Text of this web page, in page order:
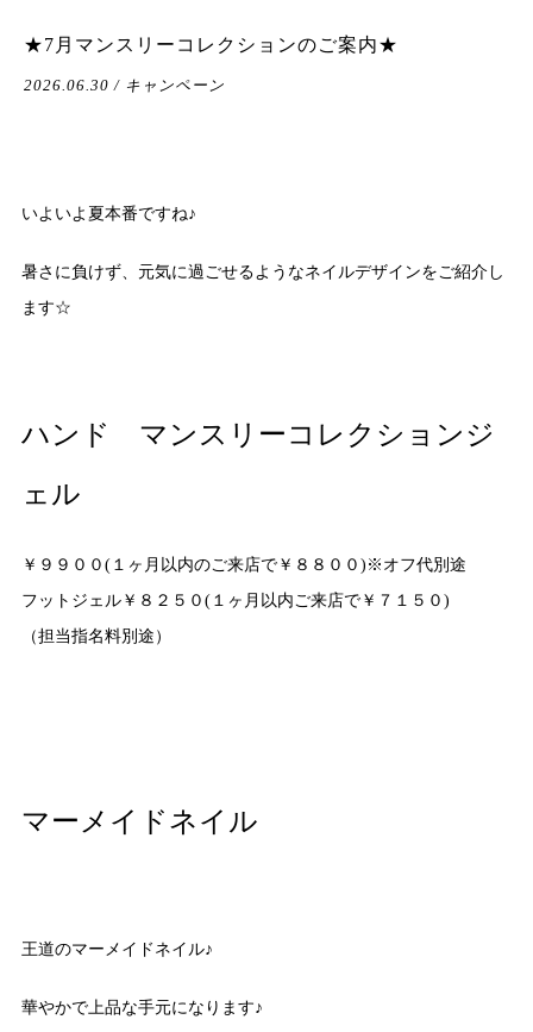
★7月マンスリーコレクションのご案内★
2026.06.30 / キャンペーン
いよいよ夏本番ですね♪
暑さに負けず、元気に過ごせるようなネイルデザインをご紹介し
ます☆
ハンド マンスリーコレクションジ
ェル
￥９９００(１ヶ月以内のご来店で￥８８００)※オフ代別途
フットジェル￥８２５０(１ヶ月以内ご来店で￥７１５０)
（担当指名料別途）
マーメイドネイル
王道のマーメイドネイル♪
華やかで上品な手元になります♪